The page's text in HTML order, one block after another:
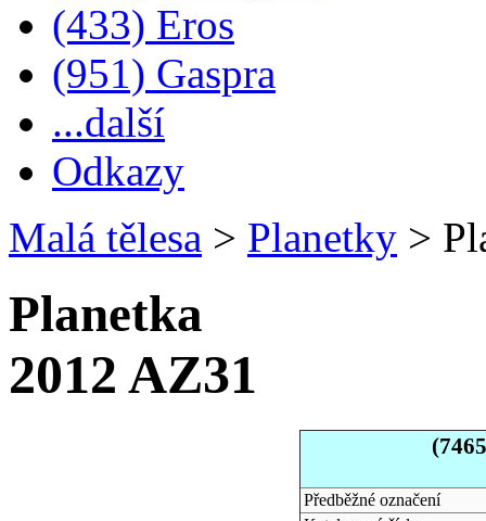
(433) Eros
(951) Gaspra
...další
Odkazy
Malá tělesa > Planetky >
Planetka
2012 AZ31
Předběžné označení